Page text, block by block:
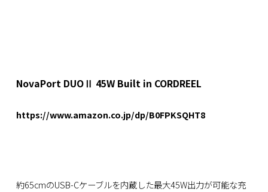
NovaPort DUOⅡ 45W Built in CORDREEL
https://www.amazon.co.jp/dp/B0FPKSQHT8
約65cmのUSB-Cケーブルを内蔵した最大45W出力が可能な充